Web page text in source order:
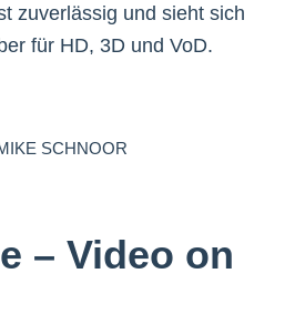
zuverlässig und sieht sich
für HD, 3D und VoD.
SCHNOOR
– Video on